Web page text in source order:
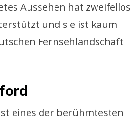
Aussehen hat zweifellos
und sie ist kaum
Fernsehlandschaft
eines der berühmtesten